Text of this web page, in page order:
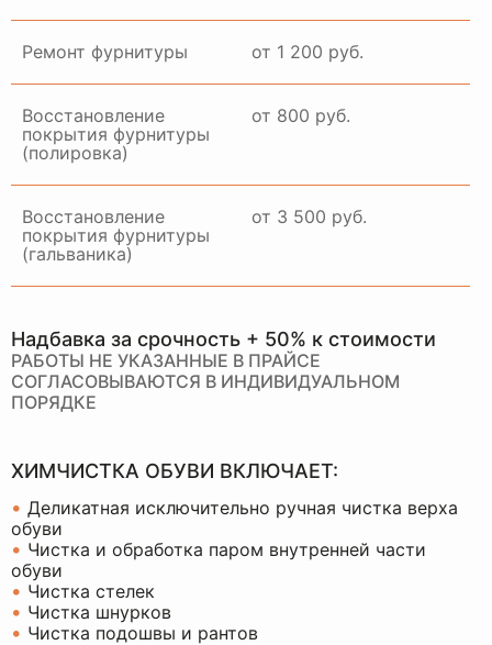
Ремонт фурнитуры от 1 200 руб.
Восстановление
покрытия фурнитуры
(полировка)
от 800 руб.
Восстановление
покрытия фурнитуры
(гальваника)
от 3 500 руб.
Надбавка за срочность + 50% к стоимости
РАБОТЫ НЕ УКАЗАННЫЕ В ПРАЙСЕ
СОГЛАСОВЫВАЮТСЯ В ИНДИВИДУАЛЬНОМ
ПОРЯДКЕ
ХИМЧИСТКА ОБУВИ ВКЛЮЧАЕТ:
• Деликатная исключительно ручная чистка верха
обуви
• Чистка и обработка паром внутренней части
обуви
• Чистка стелек
• Чистка шнурков
• Чистка подошвы и рантов